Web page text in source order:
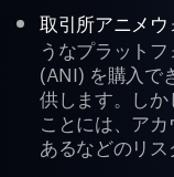
取引所アニメウ
うなプラット
(ANI) を購入で
供します。し
ことには、ア
あるなどのリス